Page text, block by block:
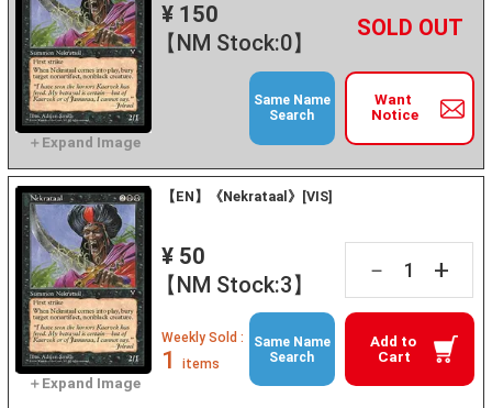
¥ 150
【NM Stock:0】
－ +
Want
Notice
Same Name
Search
【EN】《Nekrataal》[VIS]
¥ 50
【NM Stock:3】
－ +
Add to
Cart
Weekly Sold :
1 items
Same Name
Search